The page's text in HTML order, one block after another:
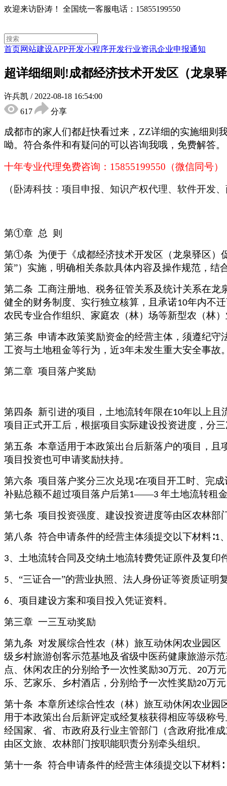
欢迎来访卧涛！ 全国统一客服电话：15855199550
首页网站建设APP开发小程序开发行业资讯企业申报通知
超详细细则!成都经济技术开发区（龙泉
许兵凯 / 2022-08-18 16:54:00
617
分享
成都市的家人们都赶快看过来，ZZ详细的实施细则
呦。符合条件和有疑问的可以咨询我哦，免费解答。
十年专业代理免费咨询： 15855199550（微信同号）
（卧涛科技：项目申报、知识产权代理、软件开发
第①章 总
则
第①条 为便于《成都经济技术开发区（龙泉驿区
策”）实施，明确相关条款具体内容及操作规范，结
第二条 工商注册地、税务征管关系及统计关系在
健全的财务制度、实行独立核算，且承诺10年内不
农民专业合作组织、家庭农（林）场等新型农（林
第三条 申请本政策奖励资金的经营主体，须遵纪
工资与土地租金等行为，近3年未发生重大安全事故
第二章 项目落户奖励
第四条 新引进的项目，土地流转年限在10年以上且
项目正式开工后，根据项目实际建设投资进度，分
第五条 本章适用于本政策出台后新落户的项目，且
项目投资也可申请奖励扶持。
第六条 项目落户奖分三次兑现∶在项目开工时、完
补贴总额不超过项目落户后第1——3 年土地流转租
第七条 项目投资强度、建设投资进度等由区农林部
第八条 符合申请条件的经营主体须提交以下材料∶1
3、土地流转合同及交纳土地流转费凭证原件及复印
5、“三证合一”的营业执照、法人身份证等资质证明
6、项目建设方案和项目投入凭证资料。
第三章 一三互动奖励
第九条 对发展综合性农（林）旅互动休闲农业园区
级乡村旅游创客示范基地及省级中医药健康旅游示
点、休闲农庄的分别给予一次性奖励30万元、 20万
乐、艺家乐、乡村酒店，分别给予一次性奖励20万
第十条 本章所述综合性农（林）旅互动休闲农业
用于本政策出台后新评定或经复核获得相应等级称
经国家、省、市政府及行业主管部门（含政府批准
由区文旅、农林部门按职能职责分别牵头组织。
第十一条 符合申请条件的经营主体须提交以下材料∶